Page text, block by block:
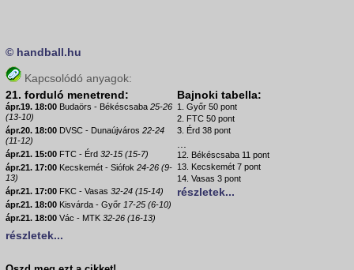
© handball.hu
Kapcsolódó anyagok:
21. forduló menetrend:
ápr.19. 18:00 Budaörs - Békéscsaba 25-26
(13-10)
ápr.20. 18:00 DVSC - Dunaújváros 22-24
(11-12)
ápr.21. 15:00 FTC - Érd 32-15 (15-7)
ápr.21. 17:00 Kecskemét - Siófok 24-26 (9-
13)
ápr.21. 17:00 FKC - Vasas 32-24 (15-14)
ápr.21. 18:00 Kisvárda - Győr 17-25 (6-10)
ápr.21. 18:00 Vác - MTK 32-26 (16-13)
részletek...
Bajnoki tabella:
1. Győr 50 pont
2. FTC 50 pont
3. Érd 38 pont
12. Békéscsaba 11 pont
13. Kecskemét 7 pont
14. Vasas 3 pont
részletek...